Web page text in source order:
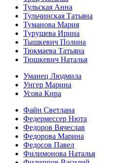
Тульская Анна
Тульчинская Татьяна
Туманова Мария
Турушева Ирина
Тышкевич Полина
Тюкмаева Татьяна
Тюшкевич Наталья
Уманец Людмила
Унгер Марина
Усова Кира
Файн Светлана
Федермессер Нюта
Федоров Вячеслав
Федорова Марина
Федосов Павел
Филимонова Наталья